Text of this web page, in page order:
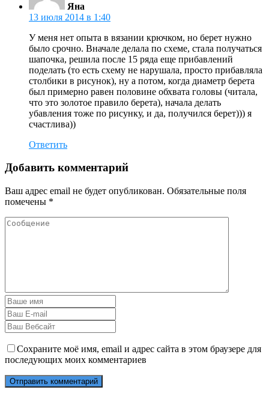
Яна
13 июля 2014 в 1:40
У меня нет опыта в вязании крючком, но берет нужно
было срочно. Вначале делала по схеме, стала получаться
шапочка, решила после 15 ряда еще прибавлений
поделать (то есть схему не нарушала, просто прибавляла
столбики в рисунок), ну а потом, когда диаметр берета
был примерно равен половине обхвата головы (читала,
что это золотое правило берета), начала делать
убавления тоже по рисунку, и да, получился берет))) я
счастлива))
Ответить
Добавить комментарий
Ваш адрес email не будет опубликован. Обязательные поля
помечены *
Сохраните моё имя, email и адрес сайта в этом браузере для
последующих моих комментариев